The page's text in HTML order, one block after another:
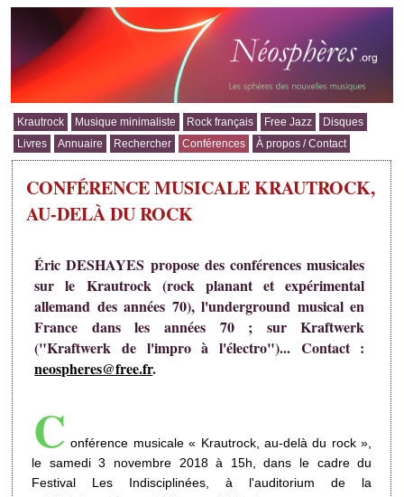
Krautrock Musique minimaliste Rock français Free Jazz
Disques
Livres
Annuaire Rechercher Conférences À propos / Contact
CONFÉRENCE MUSICALE KRAUTROCK,
AU-DELÀ DU ROCK
Éric DESHAYES propose des conférences musicales
sur le Krautrock (rock planant et expérimental
allemand des années 70), l'underground musical en
France dans les années 70 ; sur Kraftwerk
("Kraftwerk de l'impro à l'électro")... Contact :
neospheres@free.fr.
C onférence musicale « Krautrock, au-delà du rock »,
le samedi 3 novembre 2018 à 15h, dans le cadre du
Festival Les Indisciplinées, à l'auditorium de la